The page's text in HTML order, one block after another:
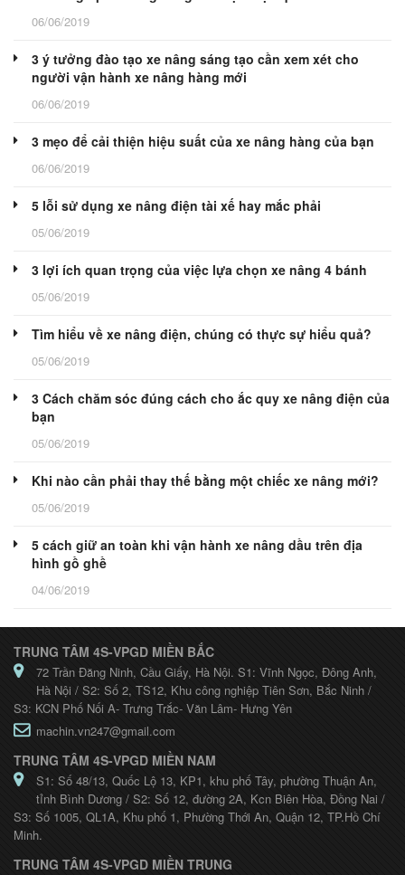
06/06/2019
3 ý tưởng đào tạo xe nâng sáng tạo cần xem xét cho
người vận hành xe nâng hàng mới
06/06/2019
3 mẹo để cải thiện hiệu suất của xe nâng hàng của bạn
06/06/2019
5 lỗi sử dụng xe nâng điện tài xế hay mắc phải
05/06/2019
3 lợi ích quan trọng của việc lựa chọn xe nâng 4 bánh
05/06/2019
Tìm hiểu về xe nâng điện, chúng có thực sự hiểu quả?
05/06/2019
3 Cách chăm sóc đúng cách cho ắc quy xe nâng điện của
bạn
05/06/2019
Khi nào cần phải thay thế bằng một chiếc xe nâng mới?
05/06/2019
5 cách giữ an toàn khi vận hành xe nâng dầu trên địa
hình gồ ghề
04/06/2019
TRUNG TÂM 4S-VPGD MIỀN BẮC
72 Trần Đăng Ninh, Cầu Giấy, Hà Nội. S1: Vĩnh Ngọc, Đông Anh,
Hà Nội / S2: Số 2, TS12, Khu công nghiệp Tiên Sơn, Bắc Ninh /
S3: KCN Phố Nối A- Trưng Trắc- Văn Lâm- Hưng Yên
machin.vn247@gmail.com
TRUNG TÂM 4S-VPGD MIỀN NAM
S1: Số 48/13, Quốc Lộ 13, KP1, khu phố Tây, phường Thuận An,
tỉnh Bình Dương / S2: Số 12, đường 2A, Kcn Biên Hòa, Đồng Nai /
S3: Số 1005, QL1A, Khu phố 1, Phường Thới An, Quận 12, TP.Hồ Chí
Minh.
TRUNG TÂM 4S-VPGD MIỀN TRUNG